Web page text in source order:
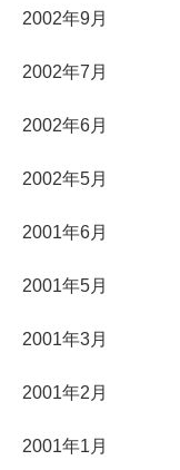
2002年9月
2002年7月
2002年6月
2002年5月
2001年6月
2001年5月
2001年3月
2001年2月
2001年1月